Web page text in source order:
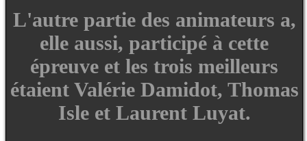
L'autre partie des animateurs a,
elle aussi, participé à cette
épreuve et les trois meilleurs
étaient Valérie Damidot, Thomas
Isle et Laurent Luyat.